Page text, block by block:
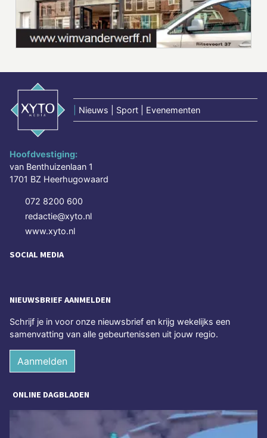
Nieuws | Sport | Evenementen
Hoofdvestiging:
van Benthuizenlaan 1
1701 BZ Heerhugowaard
072 8200 600
redactie@xyto.nl
www.xyto.nl
SOCIAL MEDIA
NIEUWSBRIEF AANMELDEN
Schrijf je in voor onze nieuwsbrief en krijg wekelijks een
samenvatting van alle gebeurtenissen uit jouw regio.
Aanmelden
ONLINE DAGBLADEN